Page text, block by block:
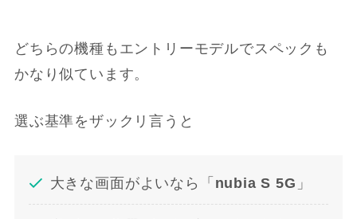
どちらの機種もエントリーモデルでスペックも
かなり似ています。
選ぶ基準をザックリ言うと
大きな画面がよいなら「 nubia S 5G 」